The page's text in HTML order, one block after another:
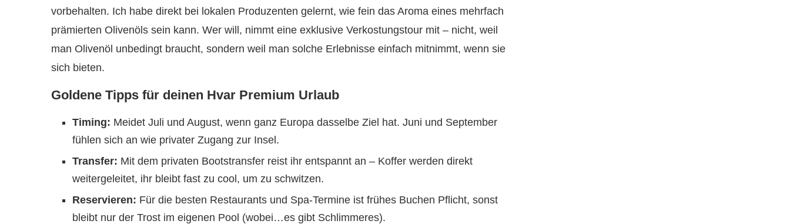
vorbehalten. Ich habe direkt bei lokalen Produzenten gelernt, wie fein das Aroma eines mehrfach
prämierten Olivenöls sein kann. Wer will, nimmt eine exklusive Verkostungstour mit – nicht, weil
man Olivenöl unbedingt braucht, sondern weil man solche Erlebnisse einfach mitnimmt, wenn sie
sich bieten.
Goldene Tipps für deinen Hvar Premium Urlaub
Timing: Meidet Juli und August, wenn ganz Europa dasselbe Ziel hat. Juni und September
fühlen sich an wie privater Zugang zur Insel.
Transfer: Mit dem privaten Bootstransfer reist ihr entspannt an – Koffer werden direkt
weitergeleitet, ihr bleibt fast zu cool, um zu schwitzen.
Reservieren: Für die besten Restaurants und Spa-Termine ist frühes Buchen Pflicht, sonst
bleibt nur der Trost im eigenen Pool (wobei…es gibt Schlimmeres).